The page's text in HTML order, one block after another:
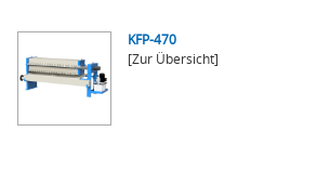
KFP-470
[Zur Übersicht]